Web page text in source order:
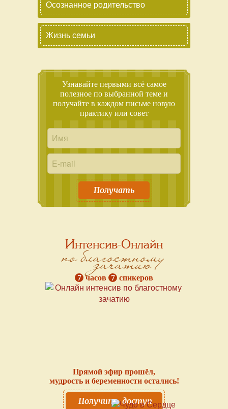
Осознанное родительство
Жизнь семьи
Узнавайте первыми всё самое
полезное по выбранной теме и
получайте в каждом письме новую
практику или совет
Получать
Интенсив-Онлайн
по благостному
зачатию
7 часов 7 спикеров
Прямой эфир прошёл,
мудрость и беременности остались!
Получить доступ